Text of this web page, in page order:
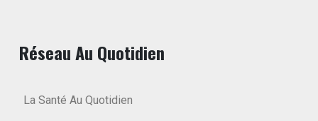
Réseau Au Quotidien
La Santé Au Quotidien